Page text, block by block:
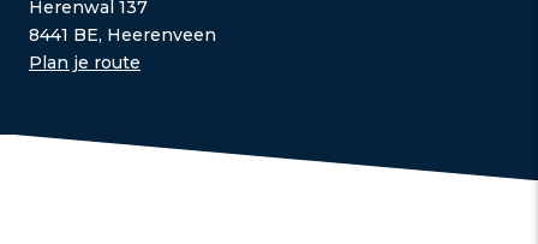
Herenwal 137
8441 BE, Heerenveen
Plan je route